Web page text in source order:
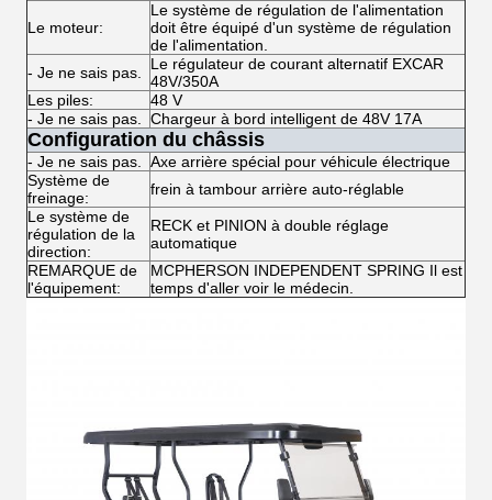
Le moteur:
Le système de régulation de l'alimentation
doit être équipé d'un système de régulation
de l'alimentation.
- Je ne sais pas.
Le régulateur de courant alternatif EXCAR
48V/350A
Les piles:
48 V
- Je ne sais pas.
Chargeur à bord intelligent de 48V 17A
Configuration du châssis
- Je ne sais pas.
Axe arrière spécial pour véhicule électrique
Système de
freinage:
frein à tambour arrière auto-réglable
Le système de
régulation de la
direction:
RECK et PINION à double réglage
automatique
REMARQUE de
l'équipement:
MCPHERSON INDEPENDENT SPRING Il est
temps d'aller voir le médecin.